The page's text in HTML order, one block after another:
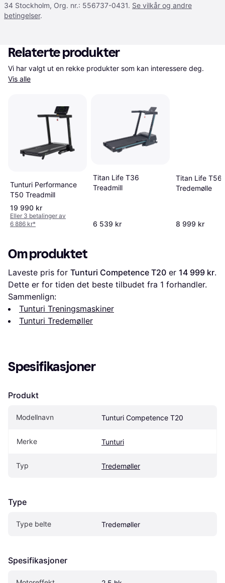
34 Stockholm, Org. nr.: 556737-0431. Se vilkår og andre
betingelser.
Relaterte produkter
Vis alle
Tunturi Performance
T50 Treadmill
19 990 kr
Eller 3 betalinger av
6 886 kr*
Titan Life T36
Treadmill
6 539 kr
Titan Life T56
Tredemølle
8 999 kr
Om produktet
Laveste pris for Tunturi Competence T20 er 14 999 kr.
Dette er for tiden det beste tilbudet fra 1 forhandler.
Sammenlign:
Tunturi Treningsmaskiner
Tunturi Tredemøller
Spesifikasjoner
Produkt
Modellnavn Tunturi Competence T20
Merke Tunturi
Typ Tredemøller
Type
Type belte Tredemøller
Spesifikasjoner